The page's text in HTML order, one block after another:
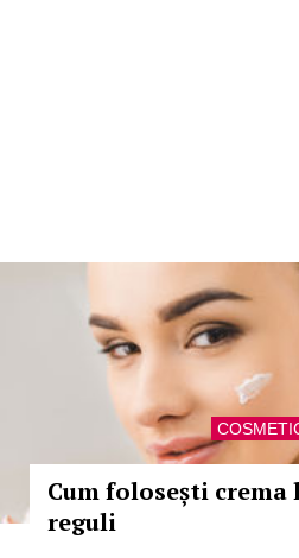
Cum folosești
reguli